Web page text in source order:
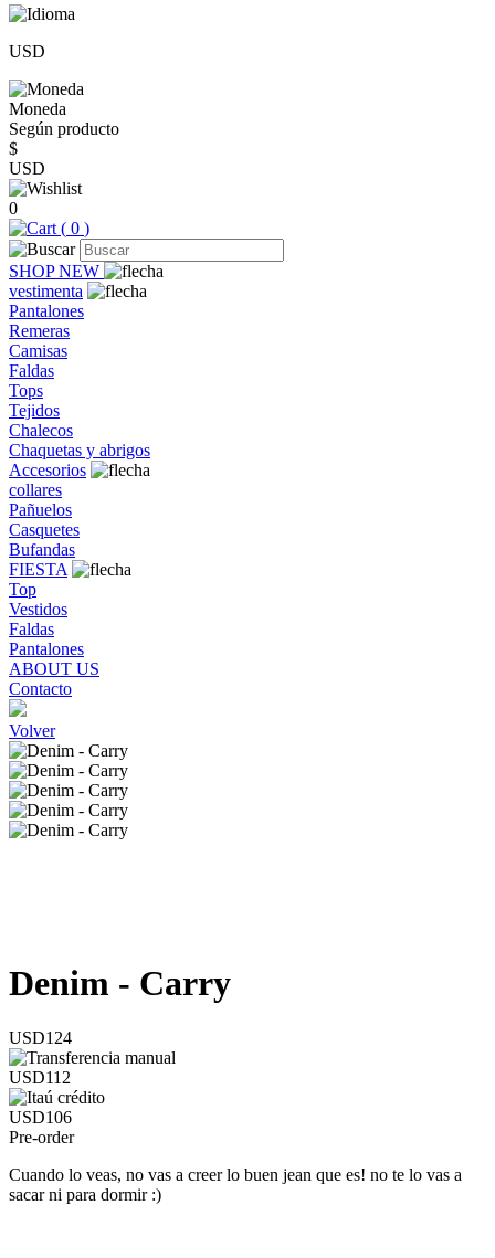
USD
Moneda
Según producto
$
USD
0
( 0 )
SHOP NEW
vestimenta
Pantalones
Remeras
Camisas
Faldas
Tops
Tejidos
Chalecos
Chaquetas y abrigos
Accesorios
collares
Pañuelos
Casquetes
Bufandas
FIESTA
Top
Vestidos
Faldas
Pantalones
ABOUT US
Contacto
Volver
Denim - Carry
USD124
USD112
USD106
Pre-order
Cuando lo veas, no vas a creer lo buen jean que es! no te lo vas a
sacar ni para dormir :)